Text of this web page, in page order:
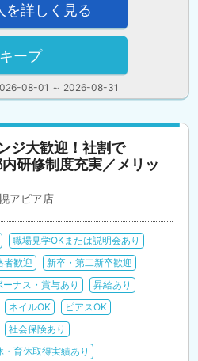
08-01 ～ 2026-08-31
を詳しく見る
キープ
ジ大歓迎！社割で
研修制度充実／メリッ
アピア店
職場見学OKまたは説明会あり
者歓迎
新卒・第二新卒歓迎
ーナス・賞与あり
昇給あり
ネイルOK
ピアスOK
社会保険あり
・育休取得実績あり